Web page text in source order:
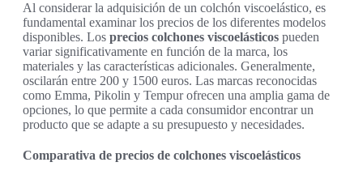
Al considerar la adquisición de un colchón viscoelástico, es
fundamental examinar los precios de los diferentes modelos
disponibles. Los precios colchones viscoelásticos pueden
variar significativamente en función de la marca, los
materiales y las características adicionales. Generalmente,
oscilarán entre 200 y 1500 euros. Las marcas reconocidas
como Emma, Pikolin y Tempur ofrecen una amplia gama de
opciones, lo que permite a cada consumidor encontrar un
producto que se adapte a su presupuesto y necesidades.
Comparativa de precios de colchones viscoelásticos